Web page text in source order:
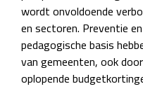
wordt onvoldoende
en sectoren. Preventie
pedagogische basis
van gemeenten, ook
oplopende